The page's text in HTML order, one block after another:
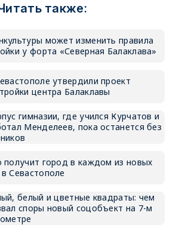
также:
может изменить правила
у форта «Северная Балаклава»
утвердили проект
центра Балаклавы
гимназии, где учился Курчатов и
Менделеев, пока останется без
получит город в каждом из новых
Севастополе
белый и цветные квадраты: чем
споры новый соцобъект на 7-м